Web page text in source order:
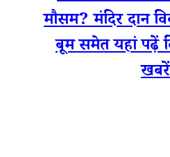
मौसम? मंदिर दान
बूम समेत यहां पढ़ें
खबरें